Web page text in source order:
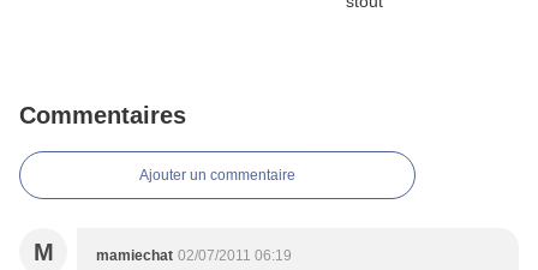
Commentaires
Ajouter un commentaire
M mamiechat 02/07/2011 06:19